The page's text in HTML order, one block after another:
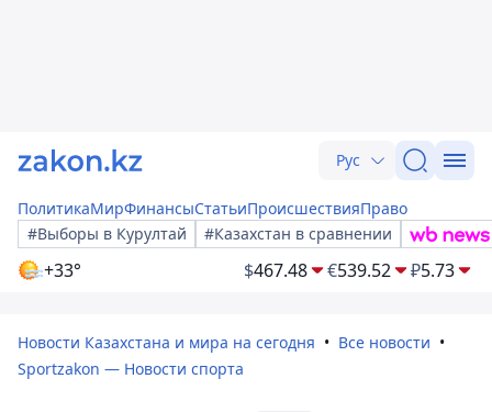
Рус
ПолитикаМирФинансыСтатьиПроисшествияПраво
#Выборы в Курултай
#Казахстан в сравнении
+33° $467.48 €539.52 ₽5.73
Новости Казахстана и мира на сегодня
Все новости
Sportzakon — Новости спорта